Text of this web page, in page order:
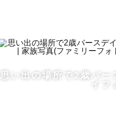
①七五三 / ファ
思い出の場所で2歳バー
イフ